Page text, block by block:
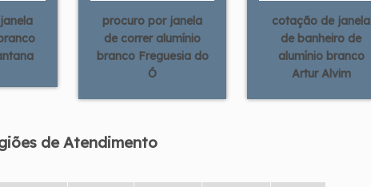
procuro por janela
de correr alumínio
branco Freguesia do
Ó
cotação de janela
de banheiro de
alumínio branco
Artur Alvim
de Atendimento